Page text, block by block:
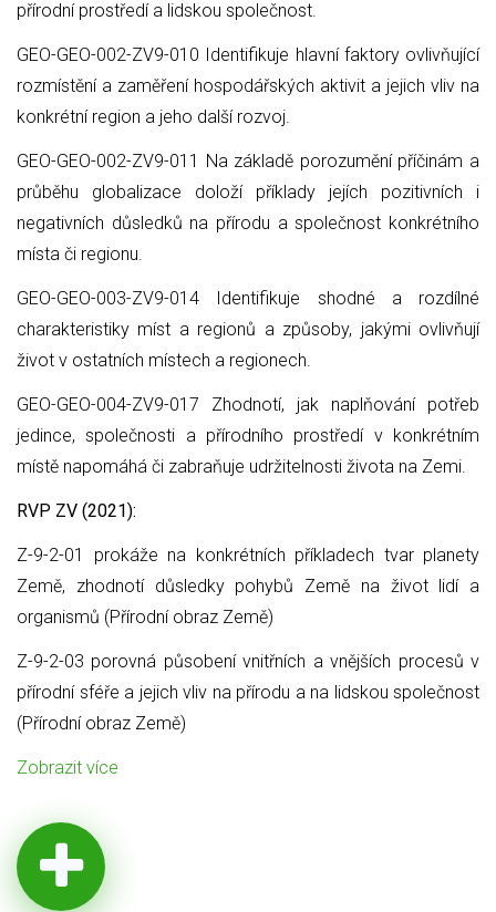
přírodní prostředí a lidskou společnost.
GEO-GEO-002-ZV9-010 Identifikuje hlavní faktory ovlivňující
rozmístění a zaměření hospodářských aktivit a jejich vliv na
konkrétní region a jeho další rozvoj.
GEO-GEO-002-ZV9-011 Na základě porozumění příčinám a
průběhu globalizace doloží příklady jejích pozitivních i
negativních důsledků na přírodu a společnost konkrétního
místa či regionu.
GEO-GEO-003-ZV9-014 Identifikuje shodné a rozdílné
charakteristiky míst a regionů a způsoby, jakými ovlivňují
život v ostatních místech a regionech.
GEO-GEO-004-ZV9-017 Zhodnotí, jak naplňování potřeb
jedince, společnosti a přírodního prostředí v konkrétním
místě napomáhá či zabraňuje udržitelnosti života na Zemi.
RVP ZV (2021):
Z-9-2-01 prokáže na konkrétních příkladech tvar planety
Země, zhodnotí důsledky pohybů Země na život lidí a
organismů (Přírodní obraz Země)
Z-9-2-03 porovná působení vnitřních a vnějších procesů v
přírodní sféře a jejich vliv na přírodu a na lidskou společnost
(Přírodní obraz Země)
Zobrazit více